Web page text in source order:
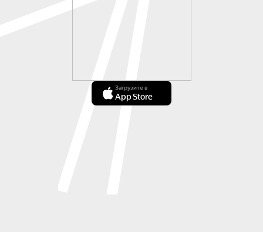
Загрузите в
App Store